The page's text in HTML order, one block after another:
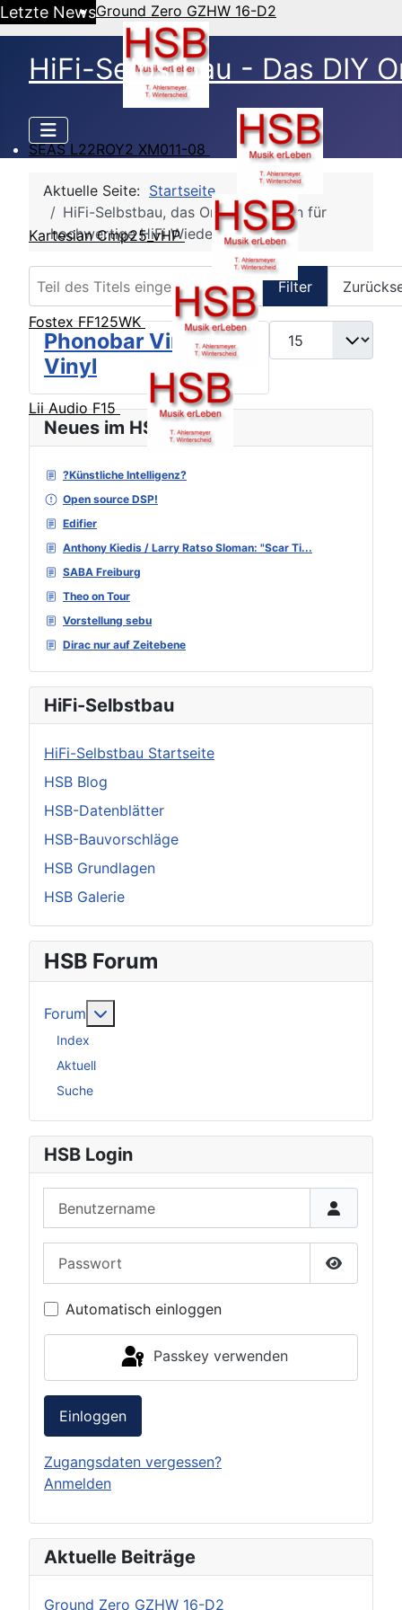
Letzte NewsGround Zero GZHW 16-D2
SEAS L22ROY2 XM011-08
Kartesian Cmp25_vHP
Fostex FF125WK
Lii Audio F15
HiFi-Selbstbau - Das DIY
Neues im HSB Forum
?Künstliche Intelligenz?
Open source DSP!
Edifier
Anthony Kiedis / Larry Ratso Sloman: "Scar Ti...
SABA Freiburg
Theo on Tour
Vorstellung sebu
Dirac nur auf Zeitebene
HiFi-Selbstbau
HiFi-Selbstbau Startseite
HSB Blog
HSB-Datenblätter
HSB-Bauvorschläge
HSB Grundlagen
HSB Galerie
HSB Forum
Forum
Index
Aktuell
Suche
HSB Login
Passwort
Automatisch einloggen
Passkey verwenden
Einloggen
Zugangsdaten vergessen?
Anmelden
Aktuelle Beiträge
Ground Zero GZHW 16-D2
Aktuelle Seite: Startseite
HiFi-Selbstbau, das Online Magazin für
hochwertige HiFi Wiedergabe
Filter
Anzeige #
Phonobar Vintage &
Vinyl